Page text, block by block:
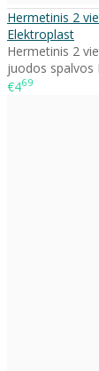
Hermetinis 2
Elektroplast
Hermetinis 2
juodos spalvos
€469